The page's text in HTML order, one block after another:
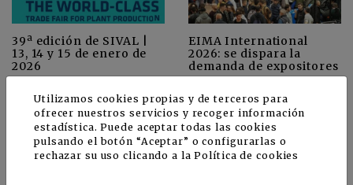
39ª edición de SIVAL |
13, 14 y 15 de enero de
2026
EIMA International
2026: se dispara la
demanda de expositores
Utilizamos cookies propias y de terceros para
ofrecer nuestros servicios y recoger información
estadística. Puede aceptar todas las cookies
pulsando el botón “Aceptar” o configurarlas o
rechazar su uso clicando a laPolítica de cookies